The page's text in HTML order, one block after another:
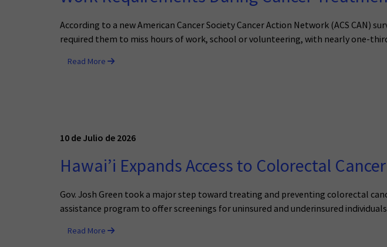
According to a new American Cancer Society Cancer Action Network (ACS CAN)
required them to miss hours of work, school or volunteering, with nearly one-
Read More
10 de Julio de 2026
Hawai’i Expands Access to Colorectal
Gov. Josh Green took a major step toward treating and preventing colorectal
assistance program to offer screenings for uninsured and underinsured
Read More